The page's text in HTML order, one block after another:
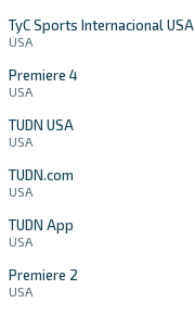
TyC Sports Internacional USA
USA
Premiere 4
USA
TUDN USA
USA
TUDN.com
USA
TUDN App
USA
Premiere 2
USA